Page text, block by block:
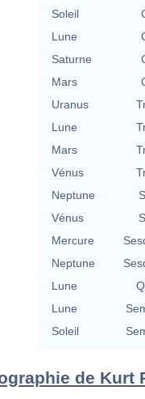
Soleil
Lune
Saturne
Mars
Uranus
Lune
Mars
Vénus
Neptune
Vénus
Mercure
Neptune
Lune
Lune
Soleil
de Kurt